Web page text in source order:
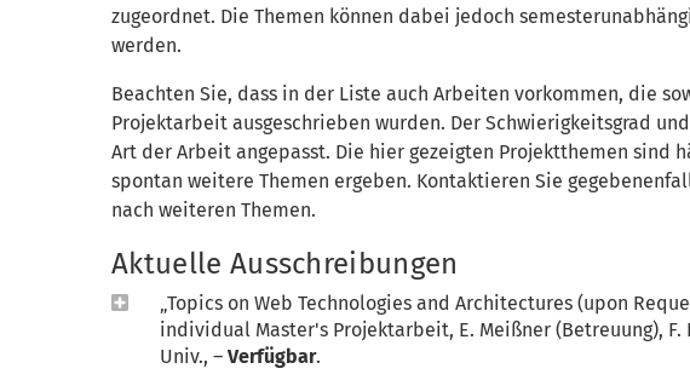
zugeordnet. Die Themen können dabei jedoch
werden.
Beachten Sie, dass in der Liste auch Arbeiten vorkommen, die
Projektarbeit ausgeschrieben wurden. Der Schwierigkeitsgrad
Art der Arbeit angepasst. Die hier gezeigten Projektthemen sind
spontan weitere Themen ergeben. Kontaktieren Sie
nach weiteren Themen.
Aktuelle Ausschreibungen
„Topics on Web Technologies and Architectures (upon
individual Master's Projektarbeit, E. Meißner (Betreuung), F.
Univ., – Verfügbar.